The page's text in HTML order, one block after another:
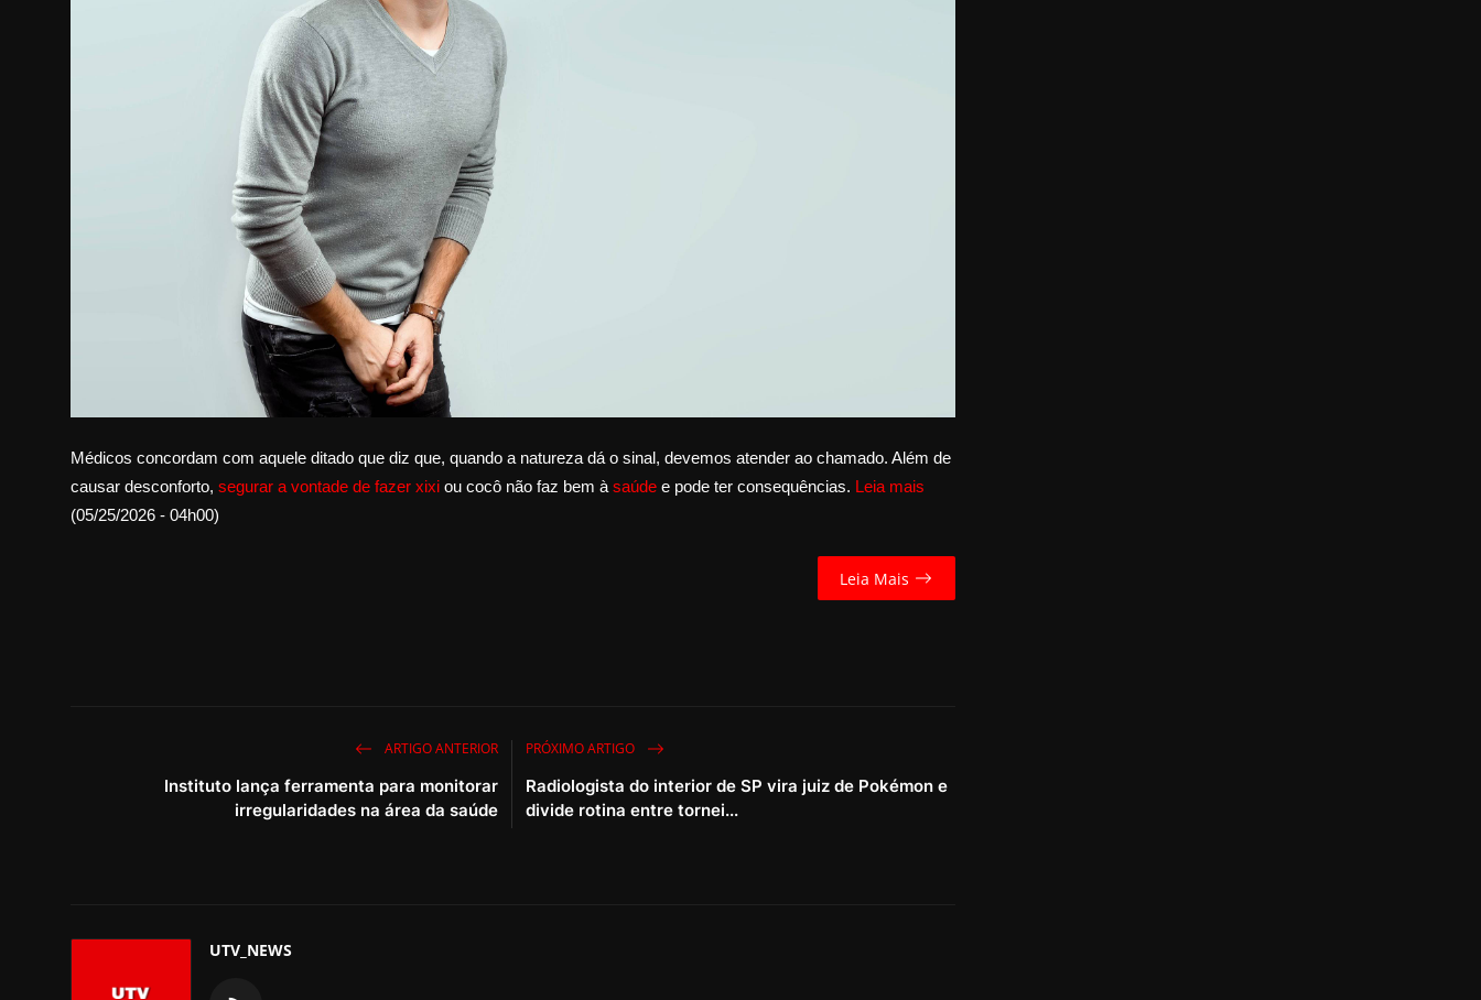
Médicos concordam com aquele ditado que diz que, quando a natureza dá o sinal, devemos atender ao chamado. Além de
causar desconforto, segurar a vontade de fazer xixi ou cocô não faz bem à saúde e pode ter consequências. Leia mais
(05/25/2026 - 04h00)
Leia Mais
ARTIGO ANTERIOR
Instituto lança ferramenta para monitorar
irregularidades na área da saúde
PRÓXIMO ARTIGO
Radiologista do interior de SP vira juiz de Pokémon e
divide rotina entre tornei...
UTV_NEWS